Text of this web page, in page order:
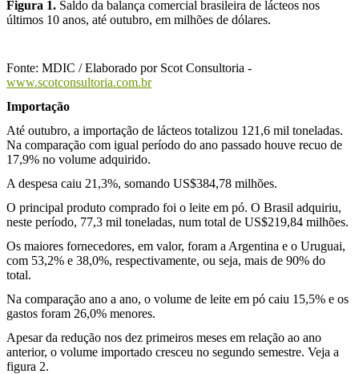
Figura 1. Saldo da balança comercial brasileira de lácteos nos
últimos 10 anos, até outubro, em milhões de dólares.
Fonte: MDIC / Elaborado por Scot Consultoria -
www.scotconsultoria.com.br
Importação
Até outubro, a importação de lácteos totalizou 121,6 mil toneladas.
Na comparação com igual período do ano passado houve recuo de
17,9% no volume adquirido.
A despesa caiu 21,3%, somando US$384,78 milhões.
O principal produto comprado foi o leite em pó. O Brasil adquiriu,
neste período, 77,3 mil toneladas, num total de US$219,84 milhões.
Os maiores fornecedores, em valor, foram a Argentina e o Uruguai,
com 53,2% e 38,0%, respectivamente, ou seja, mais de 90% do
total.
Na comparação ano a ano, o volume de leite em pó caiu 15,5% e os
gastos foram 26,0% menores.
Apesar da redução nos dez primeiros meses em relação ao ano
anterior, o volume importado cresceu no segundo semestre. Veja a
figura 2.